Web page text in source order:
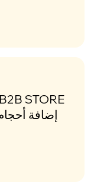
إضافة